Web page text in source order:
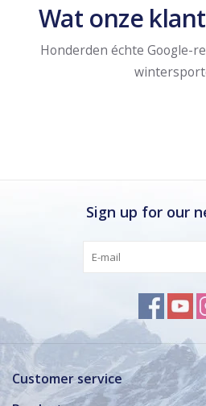
Wat onze
Honderden échte Google-
Sign up for our
Customer service